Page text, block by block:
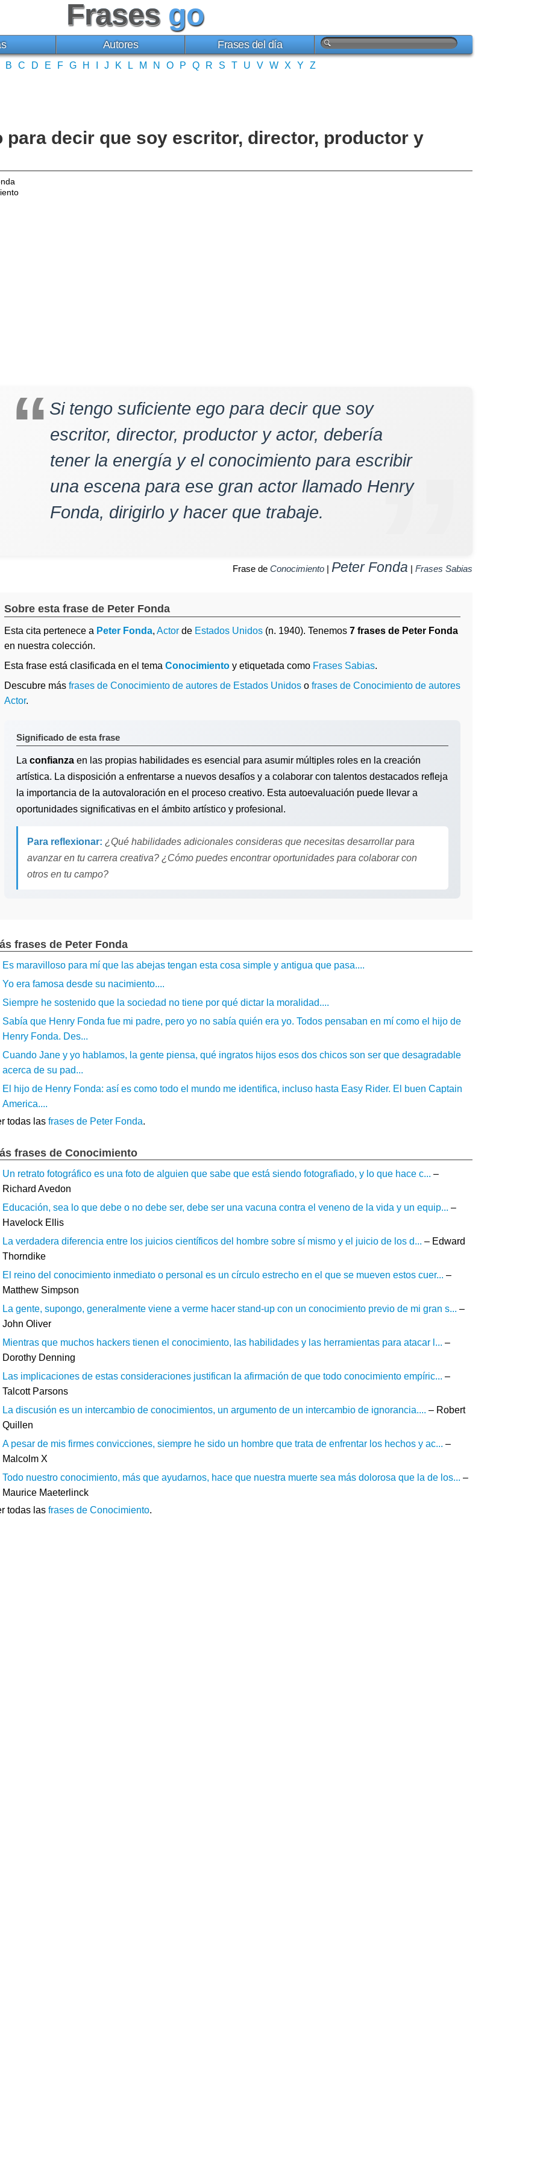
Frases go
Autores Frases del día
B C D E F G H J K L M N O P Q R S T U V W X Y Z
para decir que soy escritor, director, productor y
Si tengo suficiente ego para decir que soy
escritor, director, productor y actor, debería
tener la energía y el conocimiento para escribir
una escena para ese gran actor llamado Henry
Fonda, dirigirlo y hacer que trabaje.
Frase de Conocimiento | Peter Fonda | Frases Sabias
Sobre esta frase de Peter Fonda
Esta cita pertenece a Peter Fonda, Actor de Estados Unidos (n. 1940). Tenemos 7 frases de Peter Fonda
en nuestra colección.
Esta frase está clasificada en el tema Conocimiento y etiquetada como Frases Sabias.
Descubre más frases de Conocimiento de autores de Estados Unidos o frases de Conocimiento de autores
Actor.
Significado de esta frase
La confianza en las propias habilidades es esencial para asumir múltiples roles en la creación
artística. La disposición a enfrentarse a nuevos desafíos y a colaborar con talentos destacados refleja
la importancia de la autovaloración en el proceso creativo. Esta autoevaluación puede llevar a
oportunidades significativas en el ámbito artístico y profesional.
Para reflexionar: ¿Qué habilidades adicionales consideras que necesitas desarrollar para
avanzar en tu carrera creativa? ¿Cómo puedes encontrar oportunidades para colaborar con
otros en tu campo?
frases de Peter Fonda
Es maravilloso para mí que las abejas tengan esta cosa simple y antigua que pasa....
Yo era famosa desde su nacimiento....
Siempre he sostenido que la sociedad no tiene por qué dictar la moralidad....
Sabía que Henry Fonda fue mi padre, pero yo no sabía quién era yo. Todos pensaban en mí como el hijo de
Henry Fonda. Des...
Cuando Jane y yo hablamos, la gente piensa, qué ingratos hijos esos dos chicos son ser que desagradable
acerca de su pad...
El hijo de Henry Fonda: así es como todo el mundo me identifica, incluso hasta Easy Rider. El buen Captain
America....
todas las frases de Peter Fonda.
frases de Conocimiento
Un retrato fotográfico es una foto de alguien que sabe que está siendo fotografiado, y lo que hace c... –
Richard Avedon
Educación, sea lo que debe o no debe ser, debe ser una vacuna contra el veneno de la vida y un equip... –
Havelock Ellis
La verdadera diferencia entre los juicios científicos del hombre sobre sí mismo y el juicio de los d... – Edward
Thorndike
El reino del conocimiento inmediato o personal es un círculo estrecho en el que se mueven estos cuer... –
Matthew Simpson
La gente, supongo, generalmente viene a verme hacer stand-up con un conocimiento previo de mi gran s... –
John Oliver
Mientras que muchos hackers tienen el conocimiento, las habilidades y las herramientas para atacar l... –
Dorothy Denning
Las implicaciones de estas consideraciones justifican la afirmación de que todo conocimiento empíric... –
Talcott Parsons
La discusión es un intercambio de conocimientos, un argumento de un intercambio de ignorancia.... – Robert
Quillen
A pesar de mis firmes convicciones, siempre he sido un hombre que trata de enfrentar los hechos y ac... –
Malcolm X
Todo nuestro conocimiento, más que ayudarnos, hace que nuestra muerte sea más dolorosa que la de los... –
Maurice Maeterlinck
todas las frases de Conocimiento.